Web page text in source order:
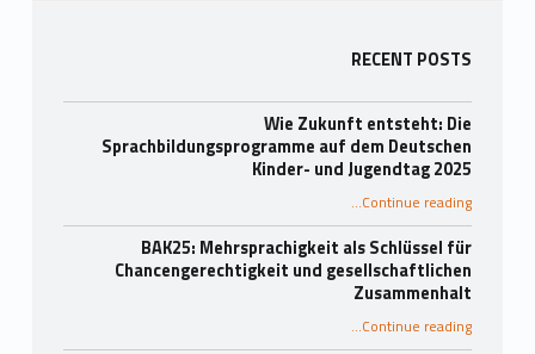
Sidebar
RECENT POSTS
Wie Zukunft entsteht: Die
Sprachbildungsprogramme auf dem Deutschen
Kinder- und Jugendtag 2025
Continue reading
“Wie Zukunft entsteht: Die Sprachbildungsprogramme auf dem Deutschen Kinder- und Jugendtag 2025”
…
BAK25: Mehrsprachigkeit als Schlüssel für
Chancengerechtigkeit und gesellschaftlichen
Zusammenhalt
Continue reading
“BAK25: Mehrsprachigkeit als Schlüssel für Chancengerechtigkeit und gesellschaftlichen Zusammenhalt”
…